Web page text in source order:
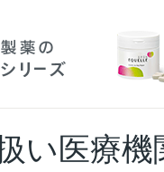
い医療機